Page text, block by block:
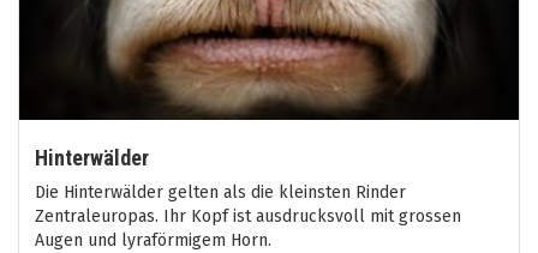
Hinterwälder
Die Hinterwälder gelten als die kleinsten Rinder
Zentraleuropas. Ihr Kopf ist ausdrucksvoll mit grossen
Augen und lyraförmigem Horn.